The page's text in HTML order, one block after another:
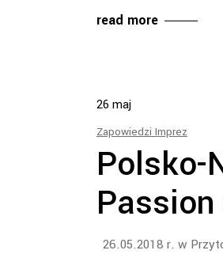
read more
26 maj
Zapowiedzi Imprez
Polsko-
26.05.2018 r. w